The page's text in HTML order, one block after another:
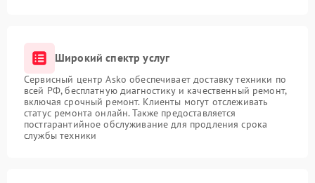
Широкий спектр услуг
Сервисный центр Asko обеспечивает доставку техники по
всей РФ, бесплатную диагностику и качественный ремонт,
включая срочный ремонт. Клиенты могут отслеживать
статус ремонта онлайн. Также предоставляется
постгарантийное обслуживание для продления срока
службы техники